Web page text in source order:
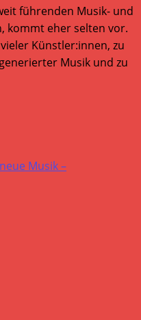
führenden Musik- und
kommt eher selten vor.
Künstler:innen, zu
Musik und zu
Musik –